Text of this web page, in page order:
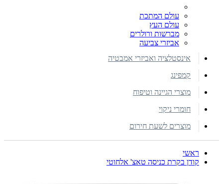
עולם המתכת
עולם העץ
מברשות ורולרים
אביזרי צביעה
אינסטלציה ואביזרי אמבטיה
קמפינג
מוצרי הגיינה וטיפוח
חומרי ניקוי
מוצרים לשעת חירום
ראשי
קודן בקרת כניסה טאצ' אלחוטי